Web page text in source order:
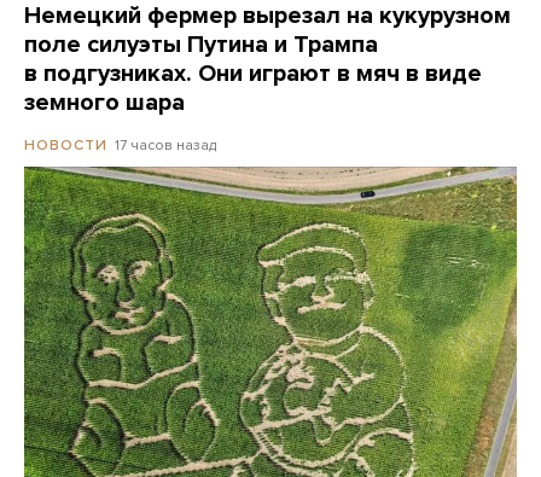
Немецкий фермер вырезал на кукурузном
поле силуэты Путина и Трампа
в подгузниках. Они играют в мяч в виде
земного шара
НОВОСТИ 17 часов назад